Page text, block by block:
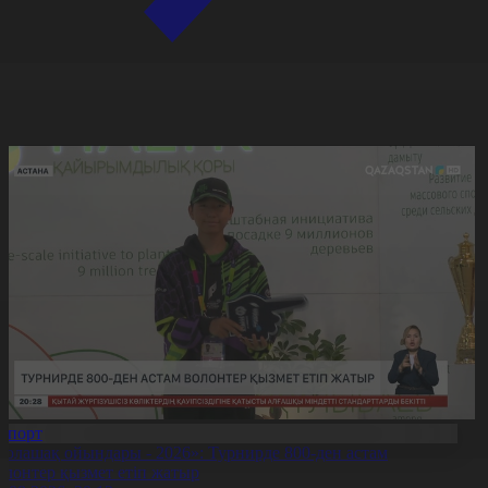
ойындары - 2026»: Турнирде 800-ден астам
қызмет етіп жатыр